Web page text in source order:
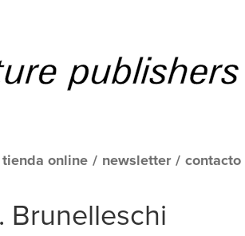
tienda online / newsletter / contacto
Brunelleschi